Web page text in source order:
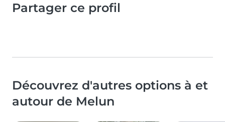
Partager ce profil
Découvrez d'autres options à et
autour de Melun